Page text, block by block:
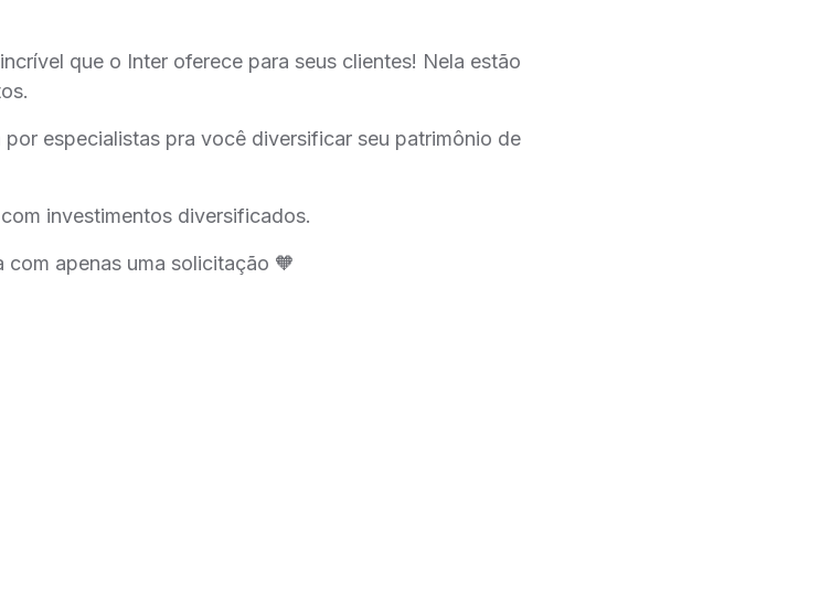
que o Inter oferece para seus clientes! Nela estão
especialistas pra você diversificar seu patrimônio de
investimentos diversificados.
apenas uma solicitação 🧡